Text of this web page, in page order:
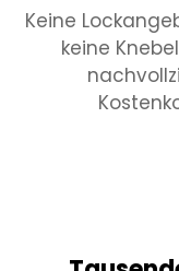
Keine
keine